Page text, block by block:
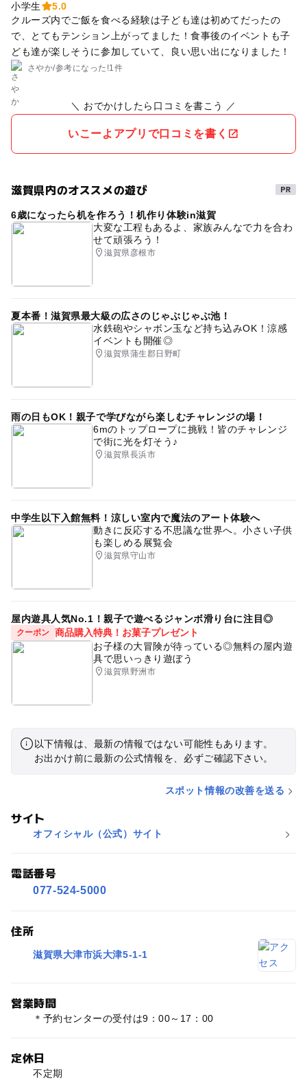
小学生
5.0
クルーズ内でご飯を食べる経験は子ども達は初めてだったの
で、とてもテンション上がってました！食事後のイベントも子
ども達が楽しそうに参加していて、良い思い出になりました！
さやか/参考になった!1件
＼ おでかけしたら口コミを書こう ／
いこーよアプリで口コミを書く
滋賀県内のオススメの遊び
6歳になったら机を作ろう！机作り体験in滋賀
大変な工程もあるよ、家族みんなで力を合わ
せて頑張ろう！
滋賀県彦根市
夏本番！滋賀県最大級の広さのじゃぶじゃぶ池！
水鉄砲やシャボン玉など持ち込みOK！涼感
イベントも開催◎
滋賀県蒲生郡日野町
雨の日もOK！親子で学びながら楽しむチャレンジの場！
6mのトップロープに挑戦！皆のチャレンジ
で街に光を灯そう♪
滋賀県長浜市
中学生以下入館無料！涼しい室内で魔法のアート体験へ
動きに反応する不思議な世界へ。小さい子供
も楽しめる展覧会
滋賀県守山市
屋内遊具人気No.1！親子で遊べるジャンボ滑り台に注目◎
クーポン 商品購入特典！お菓子プレゼント
お子様の大冒険が待っている◎無料の屋内遊
具で思いっきり遊ぼう
滋賀県野洲市
以下情報は、最新の情報ではない可能性もあります。
お出かけ前に最新の公式情報を、必ずご確認下さい。
スポット情報の改善を送る
サイト
オフィシャル（公式）サイト
電話番号
077-524-5000
住所
滋賀県大津市浜大津5-1-1
営業時間
＊予約センターの受付は9：00～17：00
定休日
不定期